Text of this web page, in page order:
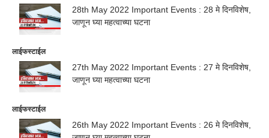
28th May 2022 Important Events : 28 मे दिनविशेष,
जाणून घ्या महत्वाच्या घटना
लाईफस्टाईल
27th May 2022 Important Events : 27 मे दिनविशेष,
जाणून घ्या महत्वाच्या घटना
लाईफस्टाईल
26th May 2022 Important Events : 26 मे दिनविशेष,